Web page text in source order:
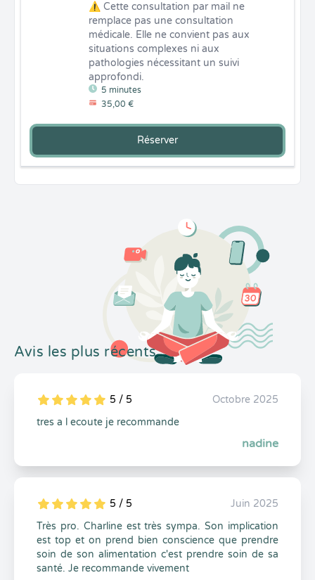
5 minutes
35,00 €
⚠️ Cette consultation par mail ne
remplace pas une consultation
médicale. Elle ne convient pas aux
situations complexes ni aux
pathologies nécessitant un suivi
approfondi.
Réserver
Avis les plus récents
5
1
5
0 5 / 5
Octobre 2025
tres a l ecoute je recommande
nadine
5
1
5
0 5 / 5
Juin 2025
Très pro. Charline est très sympa. Son implication
est top et on prend bien conscience que prendre
soin de son alimentation c'est prendre soin de sa
santé. Je recommande vivement